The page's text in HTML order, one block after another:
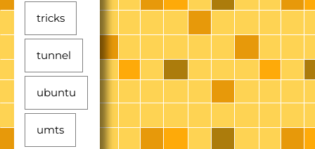
tricks
tunnel
ubuntu
umts